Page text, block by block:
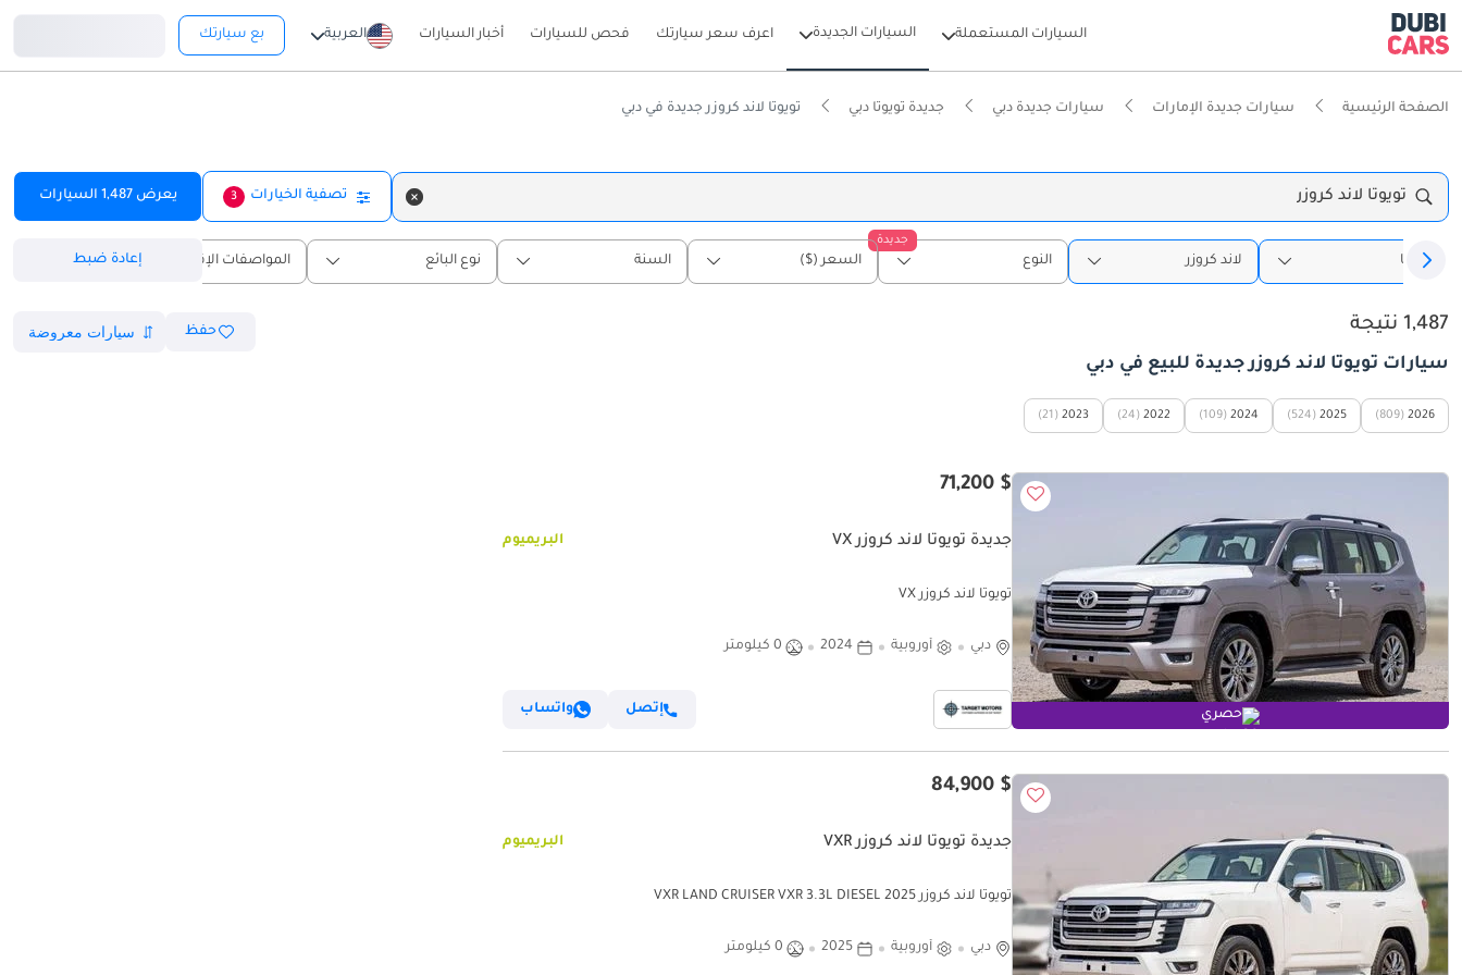
السيارات المستعملة السيارات الجديدة اعرف سعر سيارتك فحص للسيارات أخبار السيارات العربية بع سيارتك
الصفحة الرئيسية سيارات جديدة الإمارات سيارات جديدة دبي جديدة تويوتا دبي تويوتا لاند كروزر جديدة في دبي
تويوتا لاند كروزر تصفية الخيارات 3 يعرض 1,487 السيارات
تويوتا لاند كروزر
جديدة
النوع السعر ($) السنة نوع البائع المواصفات الإقليمية إعادة ضبط
1,487 نتيجة حفظ
سيارات تويوتا لاند كروزر جديدة للبيع في دبي
2026
(809)
2025
(524)
2024
(109)
2022
(24)
2023
(21)
حصري
$ 71,200
جديدة تويوتا لاند كروزر VX البريميوم
تويوتا لاند كروزر VX
دبي أوروبية 2024 0 كيلومتر
إتصل واتساب
$ 84,900
جديدة تويوتا لاند كروزر VXR البريميوم
تويوتا لاند كروزر VXR LAND CRUISER VXR 3.3L DIESEL 2025
دبي أوروبية 2025 0 كيلومتر